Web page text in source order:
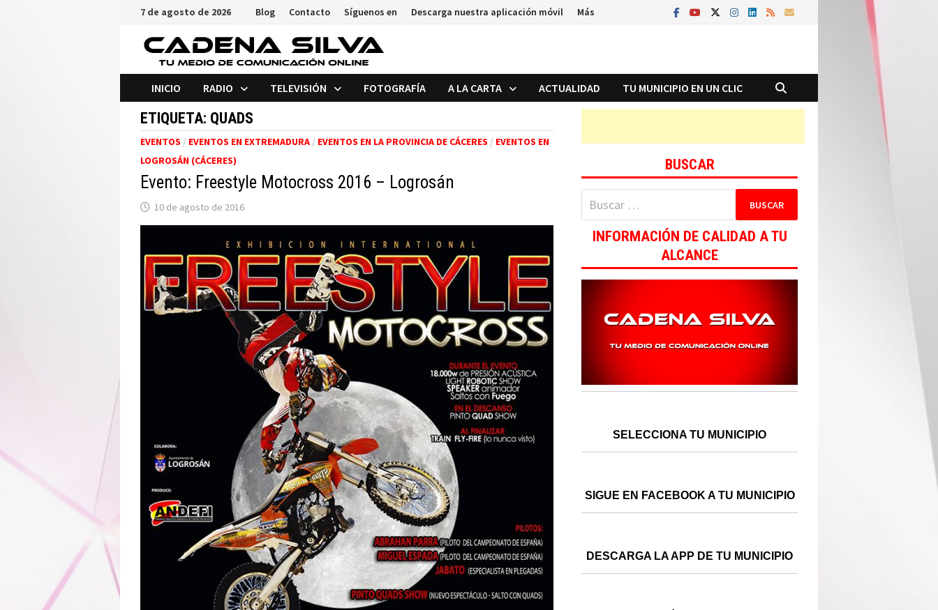
Saltar
contenido
7 de agosto de 2026 Blog Contacto Síguenos en Descarga nuestra aplicación móvil Más
INICIO RADIO TELEVISIÓN FOTOGRAFÍA A LA CARTA ACTUALIDAD TU MUNICIPIO EN UN CLIC
ETIQUETA: QUADS
EVENTOS / EVENTOS EN EXTREMADURA/ EVENTOS EN LA PROVINCIA DE CÁCERES / EVENTOS EN
LOGROSÁN (CÁCERES)
Evento: Freestyle Motocross 2016 – Logrosán
10 de agosto de 2016
BUSCAR
Buscar:
INFORMACIÓN DE CALIDAD A TU
ALCANCE
SELECCIONA TU MUNICIPIO
SIGUE EN FACEBOOK A TU MUNICIPIO
DESCARGA LA APP DE TU MUNICIPIO